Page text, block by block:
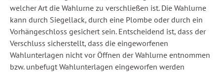
welcher Art die Wahlurne zu verschließen ist. Die Wahlurne
kann durch Siegellack, durch eine Plombe oder durch ein
Vorhängeschloss gesichert sein. Entscheidend ist, dass der
Verschluss sicherstellt, dass die eingeworfenen
Wahlunterlagen nicht vor Öffnen der Wahlurne entnommen
bzw. unbefugt Wahlunterlagen eingeworfen werden